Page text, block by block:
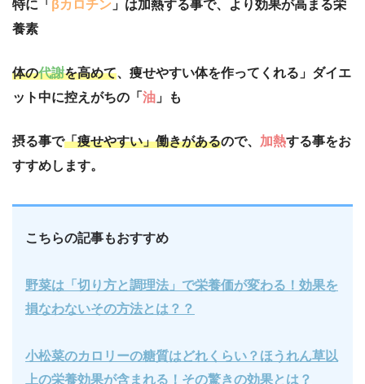
特に「 βカロチン 」は加熱する事で、より効果が高まる栄
養素
体の代謝を高めて、痩せやすい体を作ってくれる」ダイエ
ット中に控えがちの「 油 」も
摂る事で「痩せやすい」働きがあるので、 加熱する事をお
すすめします。
こちらの記事もおすすめ
野菜は「切り方と調理法」で栄養価が変わる！効果を
損なわないその方法とは？？
小松菜のカロリーの糖質はどれくらい？ほうれん草以
上の栄養効果が含まれる！その驚きの効果とは？